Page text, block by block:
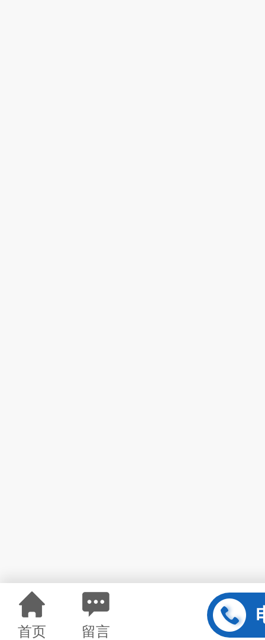
首页 留言